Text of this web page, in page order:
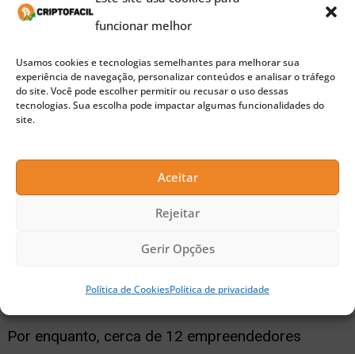
funcionar melhor
Usamos cookies e tecnologias semelhantes para melhorar sua
experiência de navegação, personalizar conteúdos e analisar o tráfego
do site. Você pode escolher permitir ou recusar o uso dessas
tecnologias. Sua escolha pode impactar algumas funcionalidades do
site.
Aceitar
Rejeitar
Gerir Opções
Política de CookiesPolítica de privacidade
Contra o sistema
O projeto também oferece às pizzarias locais
ferramentas para competir com grandes nomes
do mercado, como a Domino’s.
Publicidade
“Assim como o Bitcoin está trabalhando para
Pizza também atuará para desestabilizar as redes
corporativas de pizza”, explica Pompliano.
Por enquanto, cerca de 12 empreendedores